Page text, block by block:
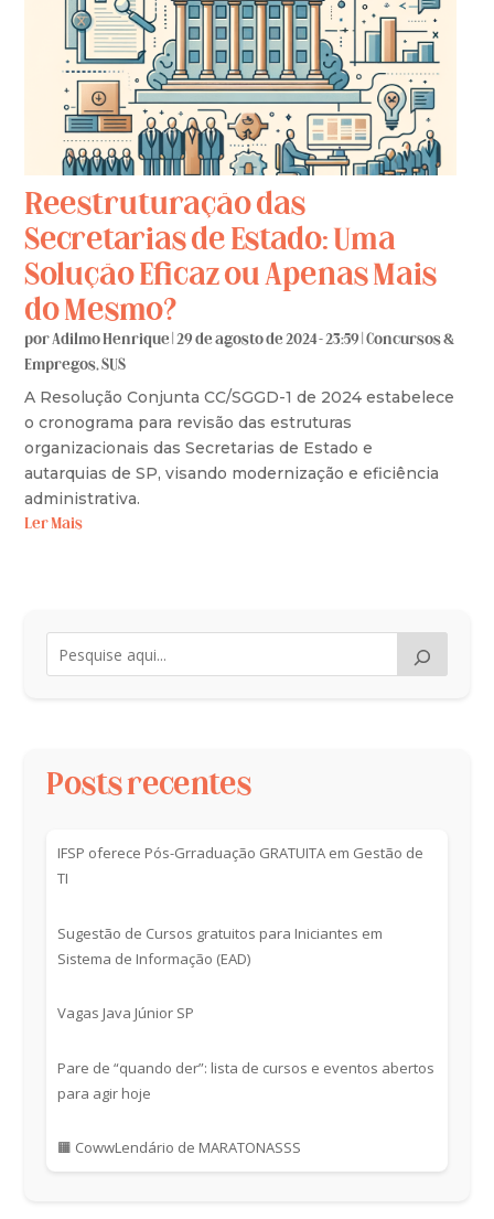
Reestruturação das
Secretarias de Estado: Uma
Solução Eficaz ou Apenas Mais
do Mesmo?
porAdilmo Henrique |29 de agosto de 2024 - 23:59 |Concursos &
Empregos,SUS
A Resolução Conjunta CC/SGGD-1 de 2024 estabelece
o cronograma para revisão das estruturas
organizacionais das Secretarias de Estado e
autarquias de SP, visando modernização e eficiência
administrativa.
Ler Mais
Posts recentes
IFSP oferece Pós-Grraduação GRATUITA em Gestão de
TI
Sugestão de Cursos gratuitos para Iniciantes em
Sistema de Informação (EAD)
Vagas Java Júnior SP
Pare de “quando der”: lista de cursos e eventos abertos
para agir hoje
🟧 CowwLendário de MARATONASSS